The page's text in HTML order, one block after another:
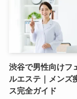
渋谷で男性向けフ
ルエステ｜メンズ
ス完全ガイド